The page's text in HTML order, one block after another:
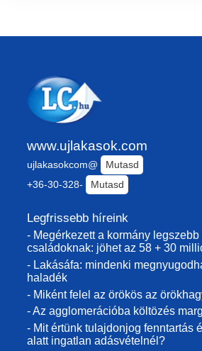
www.ujlakasok.com
ujlakasokcom@
Mutasd
+36-30-328-
Mutasd
Legfrissebb híreink
- Megérkezett a kormány
családoknak: jöhet az 58 + 30
- Lakásáfa: mindenki
haladék
- Miként felel az örökös az
- Az agglomerációba költözés
- Mit értünk tulajdonjog fenntartás
alatt ingatlan adásvételnél?